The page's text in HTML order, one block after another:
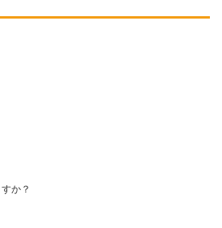
か？